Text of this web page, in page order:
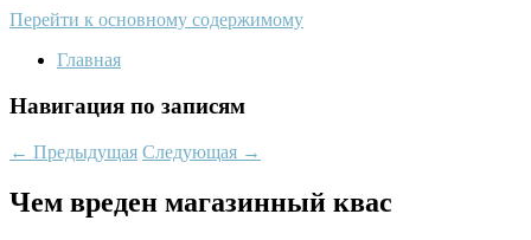
Перейти к основному содержимому
Главная
Навигация по записям
← Предыдущая Следующая →
Чем вреден магазинный квас